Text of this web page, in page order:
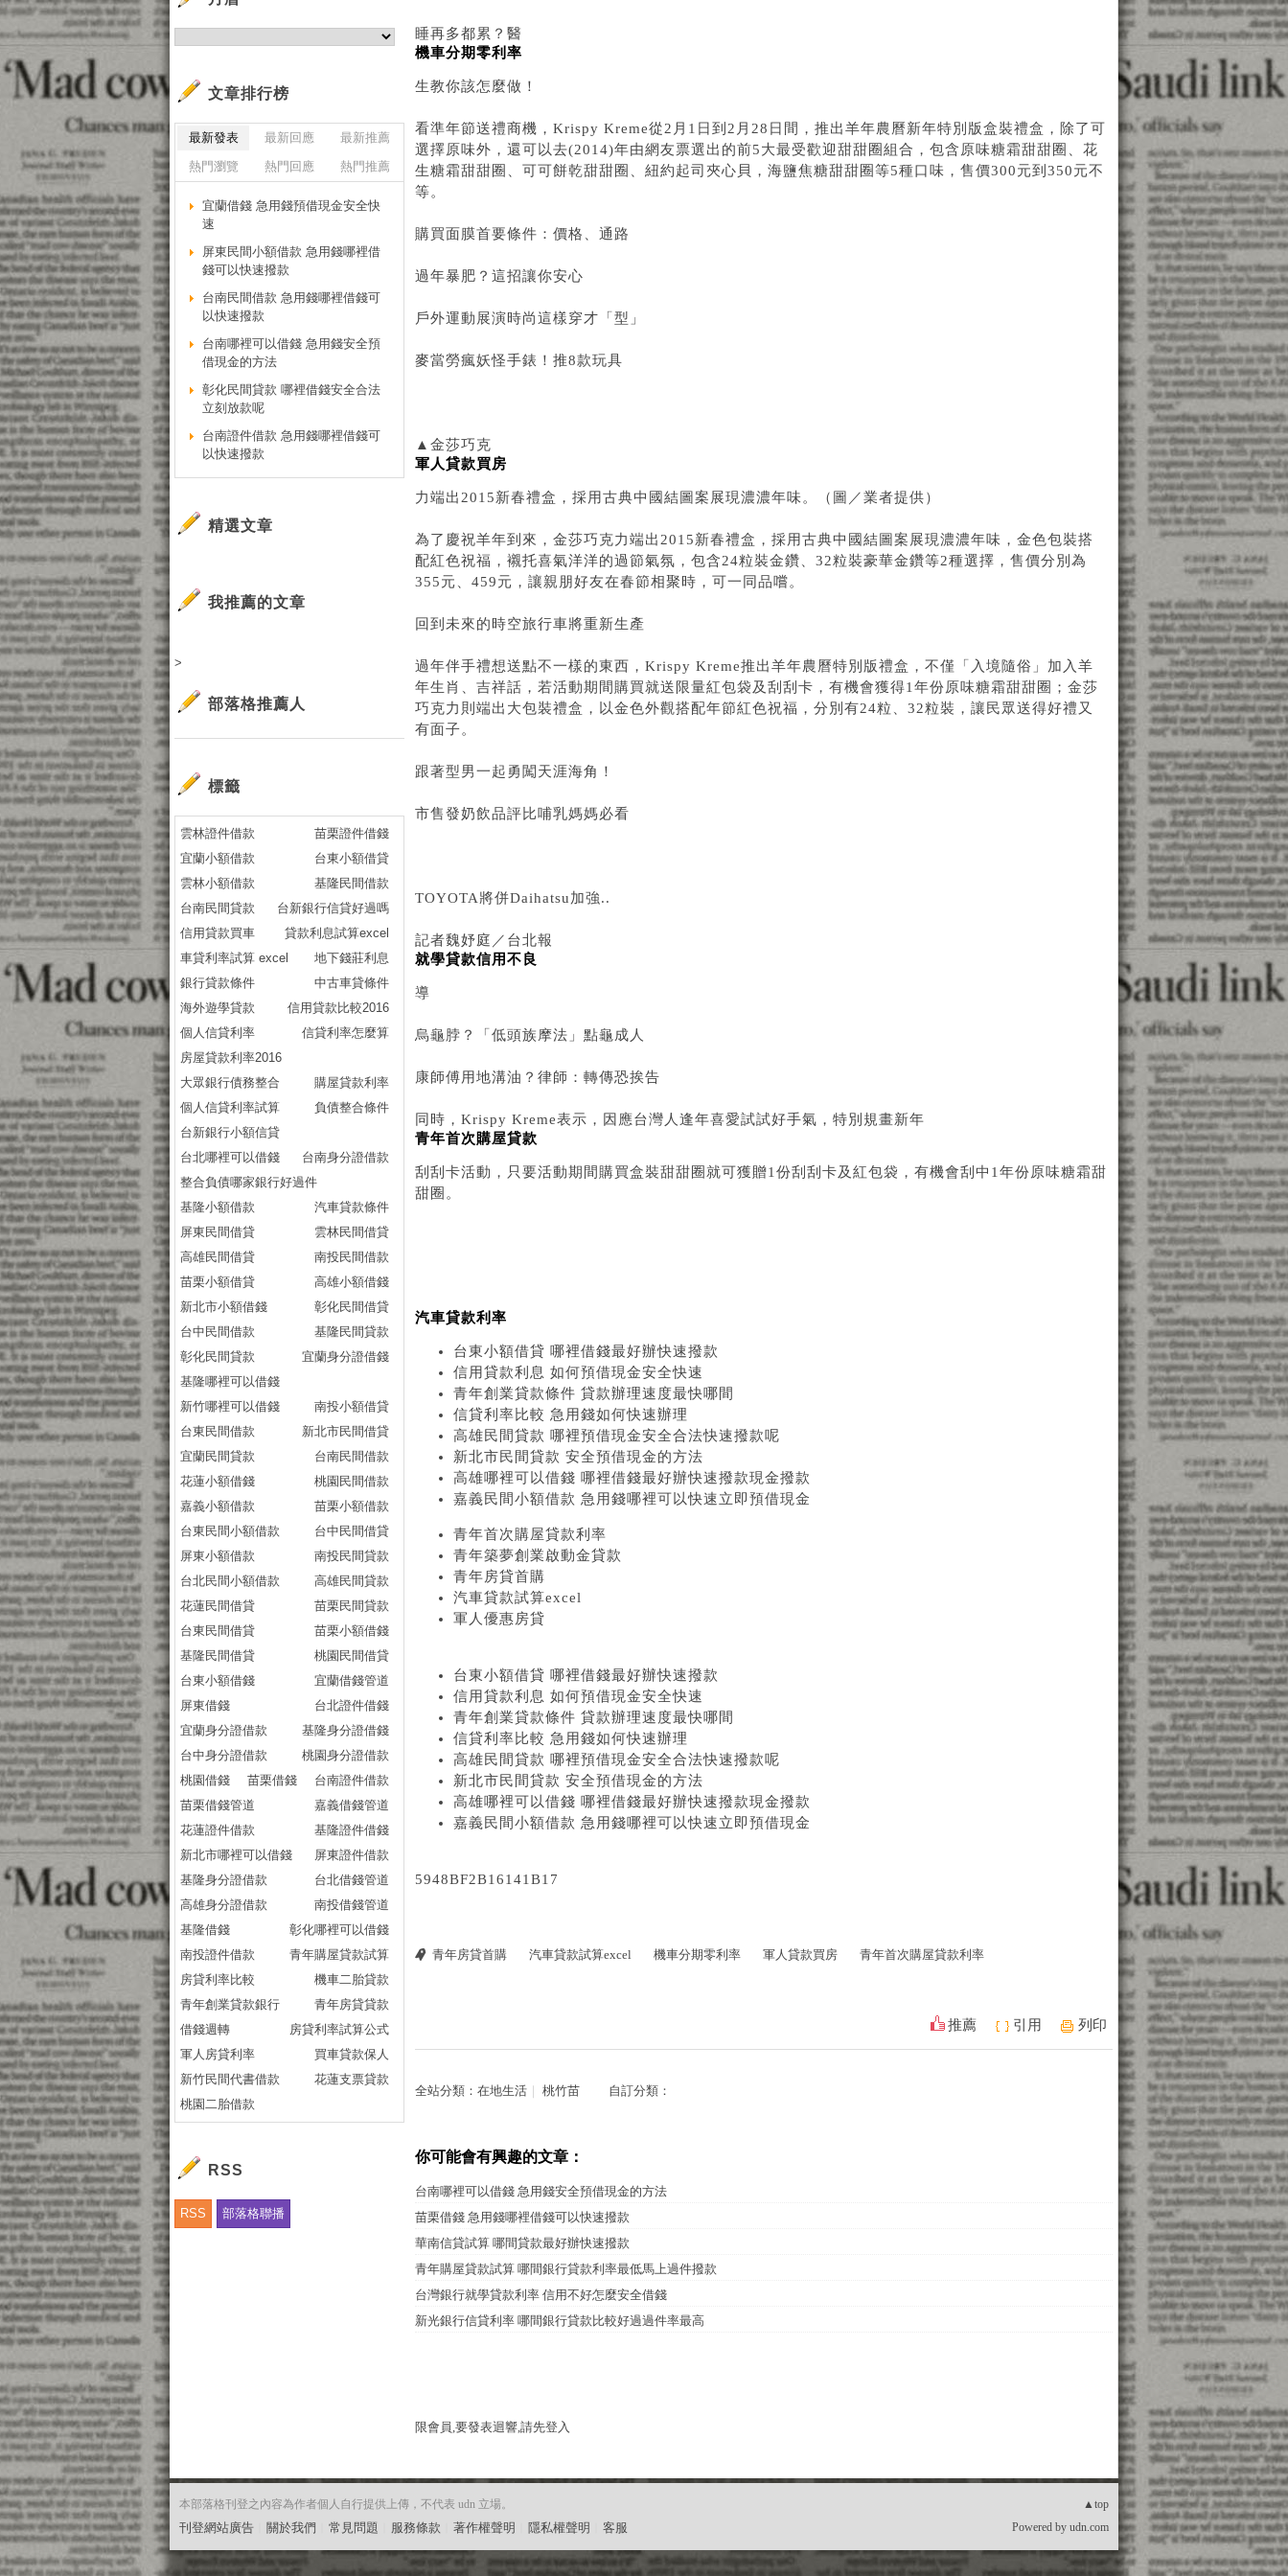
睡再多都累？醫
機車分期零利率
生教你該怎麼做！
看準年節送禮商機，Krispy Kreme從2月1日到2月28日間，推出羊年農曆新年特別版盒裝禮盒，除了可
選擇原味外，還可以去(2014)年由網友票選出的前5大最受歡迎甜甜圈組合，包含原味糖霜甜甜圈、花
生糖霜甜甜圈、可可餅乾甜甜圈、紐約起司夾心貝，海鹽焦糖甜甜圈等5種口味，售價300元到350元不
等。
購買面膜首要條件：價格、通路
過年暴肥？這招讓你安心
戶外運動展演時尚這樣穿才「型」
麥當勞瘋妖怪手錶！推8款玩具
▲金莎巧克
軍人貸款買房
力端出2015新春禮盒，採用古典中國結圖案展現濃濃年味。（圖／業者提供）
為了慶祝羊年到來，金莎巧克力端出2015新春禮盒，採用古典中國結圖案展現濃濃年味，金色包裝搭
配紅色祝福，襯托喜氣洋洋的過節氣氛，包含24粒裝金鑽、32粒裝豪華金鑽等2種選擇，售價分別為
355元、459元，讓親朋好友在春節相聚時，可一同品嚐。
回到未來的時空旅行車將重新生產
過年伴手禮想送點不一樣的東西，Krispy Kreme推出羊年農曆特別版禮盒，不僅「入境隨俗」加入羊
年生肖、吉祥話，若活動期間購買就送限量紅包袋及刮刮卡，有機會獲得1年份原味糖霜甜甜圈；金莎
巧克力則端出大包裝禮盒，以金色外觀搭配年節紅色祝福，分別有24粒、32粒裝，讓民眾送得好禮又
有面子。
跟著型男一起勇闖天涯海角！
市售發奶飲品評比哺乳媽媽必看
TOYOTA將併Daihatsu加強..
記者魏妤庭／台北報
就學貸款信用不良
導
烏龜脖？「低頭族摩法」點龜成人
康師傅用地溝油？律師：轉傳恐挨告
同時，Krispy Kreme表示，因應台灣人逢年喜愛試試好手氣，特別規畫新年
青年首次購屋貸款
刮刮卡活動，只要活動期間購買盒裝甜甜圈就可獲贈1份刮刮卡及紅包袋，有機會刮中1年份原味糖霜甜
甜圈。
汽車貸款利率
台東小額借貸 哪裡借錢最好辦快速撥款
信用貸款利息 如何預借現金安全快速
青年創業貸款條件 貸款辦理速度最快哪間
信貸利率比較 急用錢如何快速辦理
高雄民間貸款 哪裡預借現金安全合法快速撥款呢
新北市民間貸款 安全預借現金的方法
高雄哪裡可以借錢 哪裡借錢最好辦快速撥款現金撥款
嘉義民間小額借款 急用錢哪裡可以快速立即預借現金
青年首次購屋貸款利率
青年築夢創業啟動金貸款
青年房貸首購
汽車貸款試算excel
軍人優惠房貸
台東小額借貸 哪裡借錢最好辦快速撥款
信用貸款利息 如何預借現金安全快速
青年創業貸款條件 貸款辦理速度最快哪間
信貸利率比較 急用錢如何快速辦理
高雄民間貸款 哪裡預借現金安全合法快速撥款呢
新北市民間貸款 安全預借現金的方法
高雄哪裡可以借錢 哪裡借錢最好辦快速撥款現金撥款
嘉義民間小額借款 急用錢哪裡可以快速立即預借現金
5948BF2B16141B17
青年房貸首購 汽車貸款試算excel 機車分期零利率 軍人貸款買房 青年首次購屋貸款利率
推薦 引用 列印
全站分類： 在地生活 桃竹苗 自訂分類：
你可能會有興趣的文章：
台南哪裡可以借錢 急用錢安全預借現金的方法
苗栗借錢 急用錢哪裡借錢可以快速撥款
華南信貸試算 哪間貸款最好辦快速撥款
青年購屋貸款試算 哪間銀行貸款利率最低馬上過件撥款
台灣銀行就學貸款利率 信用不好怎麼安全借錢
新光銀行信貸利率 哪間銀行貸款比較好過過件率最高
限會員,要發表迴響,請先登入
文章排行榜
最新發表 最新回應
最新推薦
熱門瀏覽
熱門回應 熱門推薦
宜蘭借錢 急用錢預借現金安全快
速
屏東民間小額借款 急用錢哪裡借
錢可以快速撥款
台南民間借款 急用錢哪裡借錢可
以快速撥款
台南哪裡可以借錢 急用錢安全預
借現金的方法
彰化民間貸款 哪裡借錢安全合法
立刻放款呢
台南證件借款 急用錢哪裡借錢可
以快速撥款
精選文章
我推薦的文章
>
部落格推薦人
標籤
雲林證件借款
苗栗證件借錢
宜蘭小額借款
台東小額借貸
雲林小額借款
基隆民間借款
台南民間貸款
台新銀行信貸好過嗎
信用貸款買車
貸款利息試算excel
車貸利率試算 excel
地下錢莊利息
銀行貸款條件
中古車貸條件
海外遊學貸款
信用貸款比較2016
個人信貸利率
信貸利率怎麼算
房屋貸款利率2016
大眾銀行債務整合
購屋貸款利率
個人信貸利率試算
負債整合條件
台新銀行小額信貸
台北哪裡可以借錢
台南身分證借款
整合負債哪家銀行好過件
基隆小額借款
汽車貸款條件
屏東民間借貸
雲林民間借貸
高雄民間借貸
南投民間借款
苗栗小額借貸
高雄小額借錢
新北市小額借錢
彰化民間借貸
台中民間借款
基隆民間貸款
彰化民間貸款
宜蘭身分證借錢
基隆哪裡可以借錢
新竹哪裡可以借錢
南投小額借貸
台東民間借款
新北市民間借貸
宜蘭民間貸款
台南民間借款
花蓮小額借錢
桃園民間借款
嘉義小額借款
苗栗小額借款
台東民間小額借款
台中民間借貸
屏東小額借款
南投民間貸款
台北民間小額借款
高雄民間貸款
花蓮民間借貸
苗栗民間貸款
台東民間借貸
苗栗小額借錢
基隆民間借貸
桃園民間借貸
台東小額借錢
宜蘭借錢管道
屏東借錢
台北證件借錢
宜蘭身分證借款
基隆身分證借錢
台中身分證借款
桃園身分證借款
桃園借錢
苗栗借錢
台南證件借款
苗栗借錢管道
嘉義借錢管道
花蓮證件借款
基隆證件借錢
新北市哪裡可以借錢
屏東證件借款
基隆身分證借款
台北借錢管道
高雄身分證借款
南投借錢管道
基隆借錢
彰化哪裡可以借錢
南投證件借款
青年購屋貸款試算
房貸利率比較
機車二胎貸款
青年創業貸款銀行
青年房貸貸款
借錢週轉
房貸利率試算公式
軍人房貸利率
買車貸款保人
新竹民間代書借款
花蓮支票貸款
桃園二胎借款
RSS
RSS 部落格聯播
▲top
本部落格刊登之內容為作者個人自行提供上傳，不代表 udn 立場。
刊登網站廣告 關於我們 常見問題 服務條款 著作權聲明 隱私權聲明 客服 Powered by udn.com